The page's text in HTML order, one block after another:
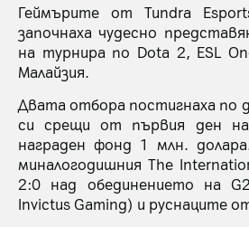
Геймърите от Tundra
започнаха чудесно
на турнира по Dota 2, ESL
Малайзия.
Двата отбора постигнаха по
си срещи от първия ден
награден фонд 1 млн.
миналогодишния The
2:0 над обединението на
Invictus Gaming) и руснаците